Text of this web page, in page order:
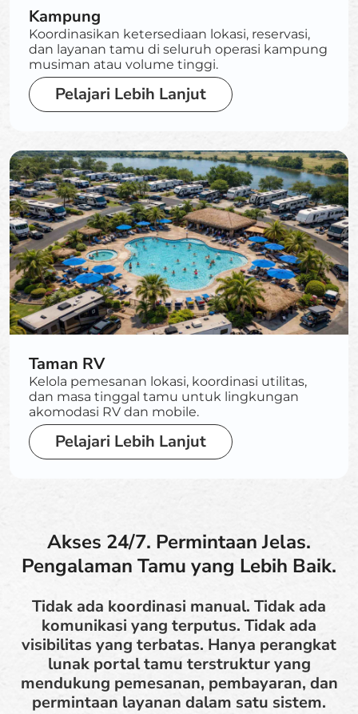
Kampung
Koordinasikan ketersediaan lokasi, reservasi,
dan layanan tamu di seluruh operasi kampung
musiman atau volume tinggi.
Pelajari Lebih Lanjut
Taman RV
Kelola pemesanan lokasi, koordinasi utilitas,
dan masa tinggal tamu untuk lingkungan
akomodasi RV dan mobile.
Pelajari Lebih Lanjut
Akses 24/7. Permintaan Jelas.
Pengalaman Tamu yang Lebih Baik.
Tidak ada koordinasi manual. Tidak ada
komunikasi yang terputus. Tidak ada
visibilitas yang terbatas. Hanya perangkat
lunak portal tamu terstruktur yang
mendukung pemesanan, pembayaran, dan
permintaan layanan dalam satu sistem.